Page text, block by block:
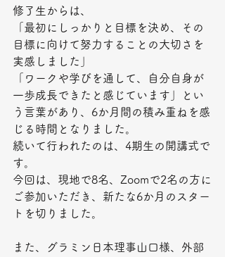
修了生からは、
「最初にしっかりと目標を決め、その
目標に向けて努力することの大切さを
実感しました」
「ワークや学びを通して、自分自身が
一歩成長できたと感じています」とい
う言葉があり、6か月間の積み重ねを感
じる時間となりました。
続いて行われたのは、4期生の開講式で
す。
今回は、現地で8名、Zoomで2名の方に
ご参加いただき、新たな6か月のスター
トを切りました。
また、グラミン日本理事山口様、外部